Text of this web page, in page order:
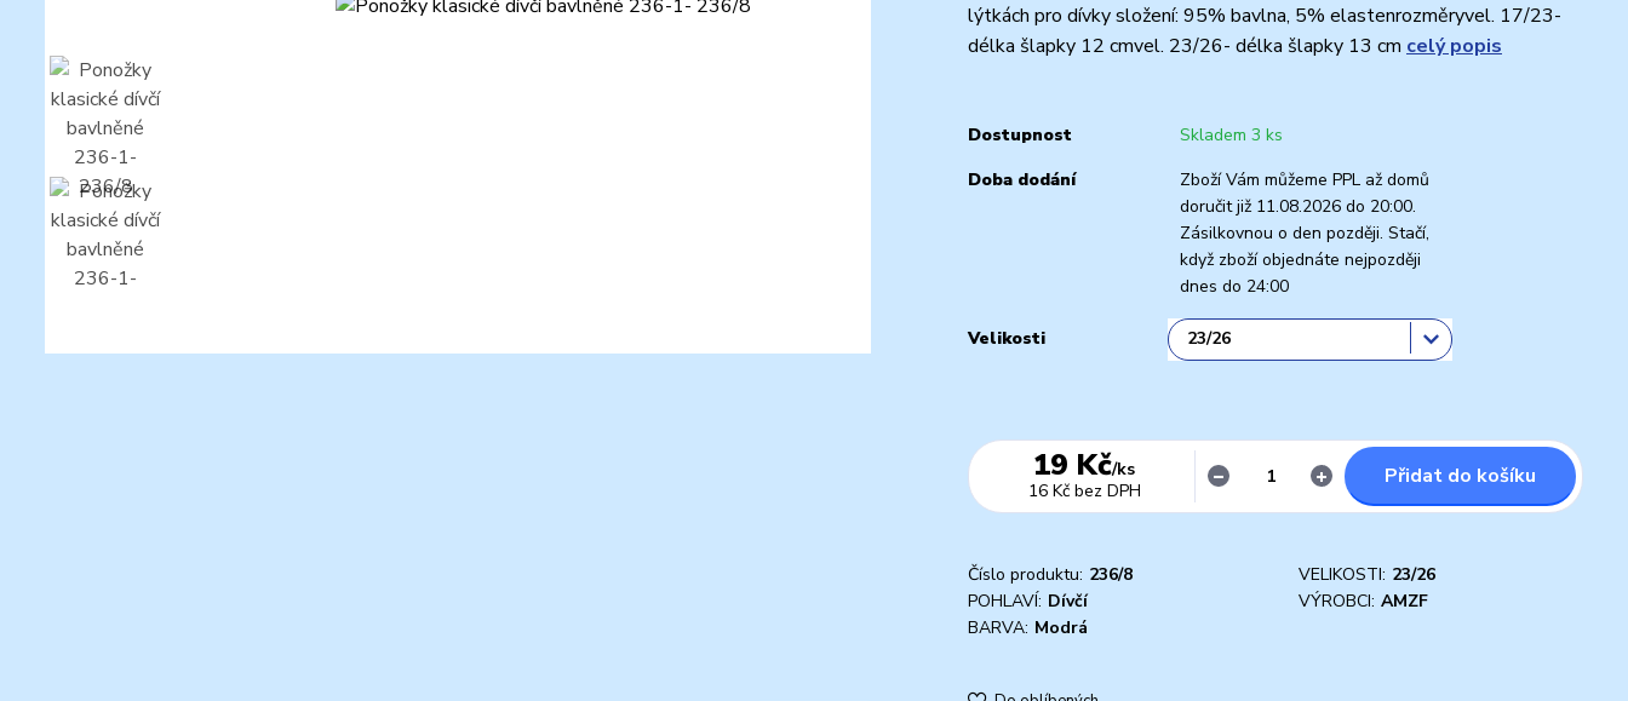
lýtkách pro dívky složení: 95% bavlna, 5% elastenrozměryvel. 17/23-
délka šlapky 12 cmvel. 23/26- délka šlapky 13 cm celý popis
Dostupnost
Skladem 3 ks
Doba dodání
Zboží Vám můžeme PPL až domů
doručit již 11.08.2026 do 20:00.
Zásilkovnou o den později. Stačí,
když zboží objednáte nejpozději
dnes do 24:00
Velikosti
19 Kč/ks
16 Kč bez DPH
Přidat do košíku
Číslo produktu: 236/8 VELIKOSTI: 23/26
POHLAVÍ: Dívčí VÝROBCI: AMZF
BARVA: Modrá